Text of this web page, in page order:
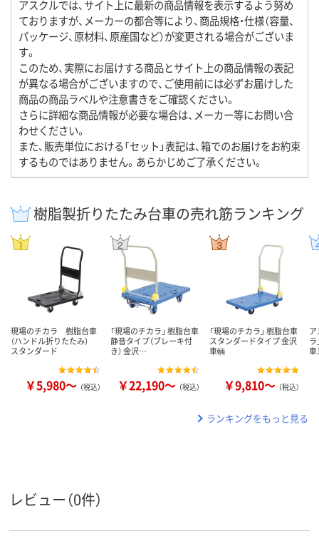
アスクルでは、サイト上に最新の商品情報を表示するよう努め
ておりますが、メーカーの都合等により、商品規格・仕様（容量、
パッケージ、原材料、原産国など）が変更される場合がございま
す。
このため、実際にお届けする商品とサイト上の商品情報の表記
が異なる場合がございますので、ご使用前には必ずお届けした
商品の商品ラベルや注意書きをご確認ください。
さらに詳細な商品情報が必要な場合は、メーカー等にお問い合
わせください。
また、販売単位における「セット」表記は、箱でのお届けをお約束
するものではありません。あらかじめご了承ください。
樹脂製折りたたみ台車の売れ筋ランキング
現場のチカラ 樹脂台車
（ハンドル折りたたみ）
スタンダード
￥5,980～ （税込）
「現場のチカラ」 樹脂台車
静音タイプ（ブレーキ付
き） 金沢…
￥22,190～ （税込）
「現場のチカラ」 樹脂台車
スタンダードタイプ 金沢
車輌
￥9,810～ （税込）
ランキングをもっと見る
レビュー（0件）